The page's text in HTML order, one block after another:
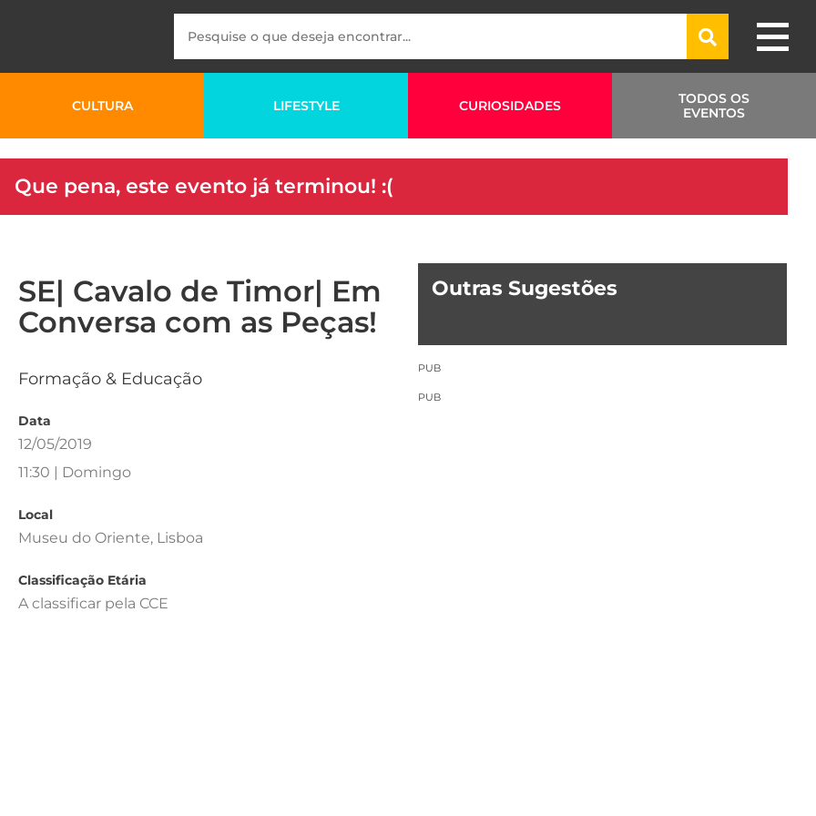
CULTURA LIFESTYLE CURIOSIDADES
TODOS OS
EVENTOS
Que pena, este evento já terminou! :(
SE| Cavalo de Timor| Em
Conversa com as Peças!
Formação & Educação
Data
12/05/2019
11:30 | Domingo
Local
Museu do Oriente, Lisboa
Classificação Etária
A classificar pela CCE
Outras Sugestões
PUB
PUB